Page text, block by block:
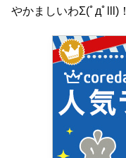
やかましいわΣ(ﾟдﾟlll)！